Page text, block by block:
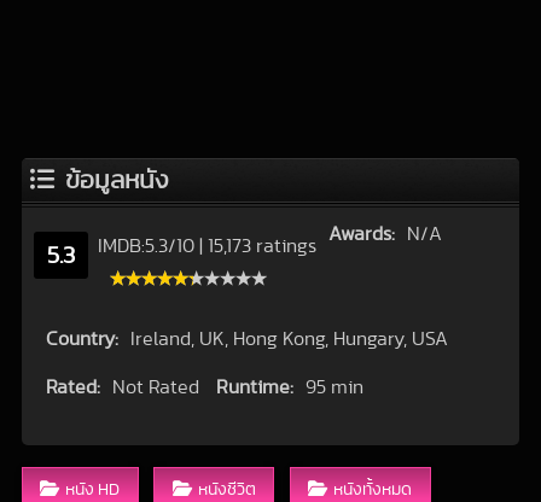
ข้อมูลหนัง
5.3 IMDB:5.3/10 15,173 ratings
Awards: N/A
Country: Ireland, UK, Hong Kong, Hungary, USA
Rated: Not Rated Runtime: 95 min
หนัง HD หนังชีวิต หนังทั้งหมด